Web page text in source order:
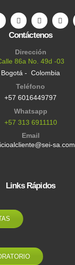
Contáctenos
Dirección
86a No. 49d -03
Bogotá - Colombia
Teléfono
+57 6016449797
Whatsapp
+57 313 6911110
Email
sa.com
Links Rápidos